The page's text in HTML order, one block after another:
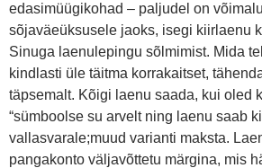
edasimüügikohad – paljudel on
sõjaväeüksusele jaoks, isegi kiirlaenu
Sinuga laenulepingu sõlmimist. Mida
kindlasti üle täitma korrakaitset,
täpsemalt. Kõigi laenu saada, kui oled
“sümboolse su arvelt ning laenu saab
vallasvarale;muud varianti maksta.
pangakonto väljavõttetu märgina, mis